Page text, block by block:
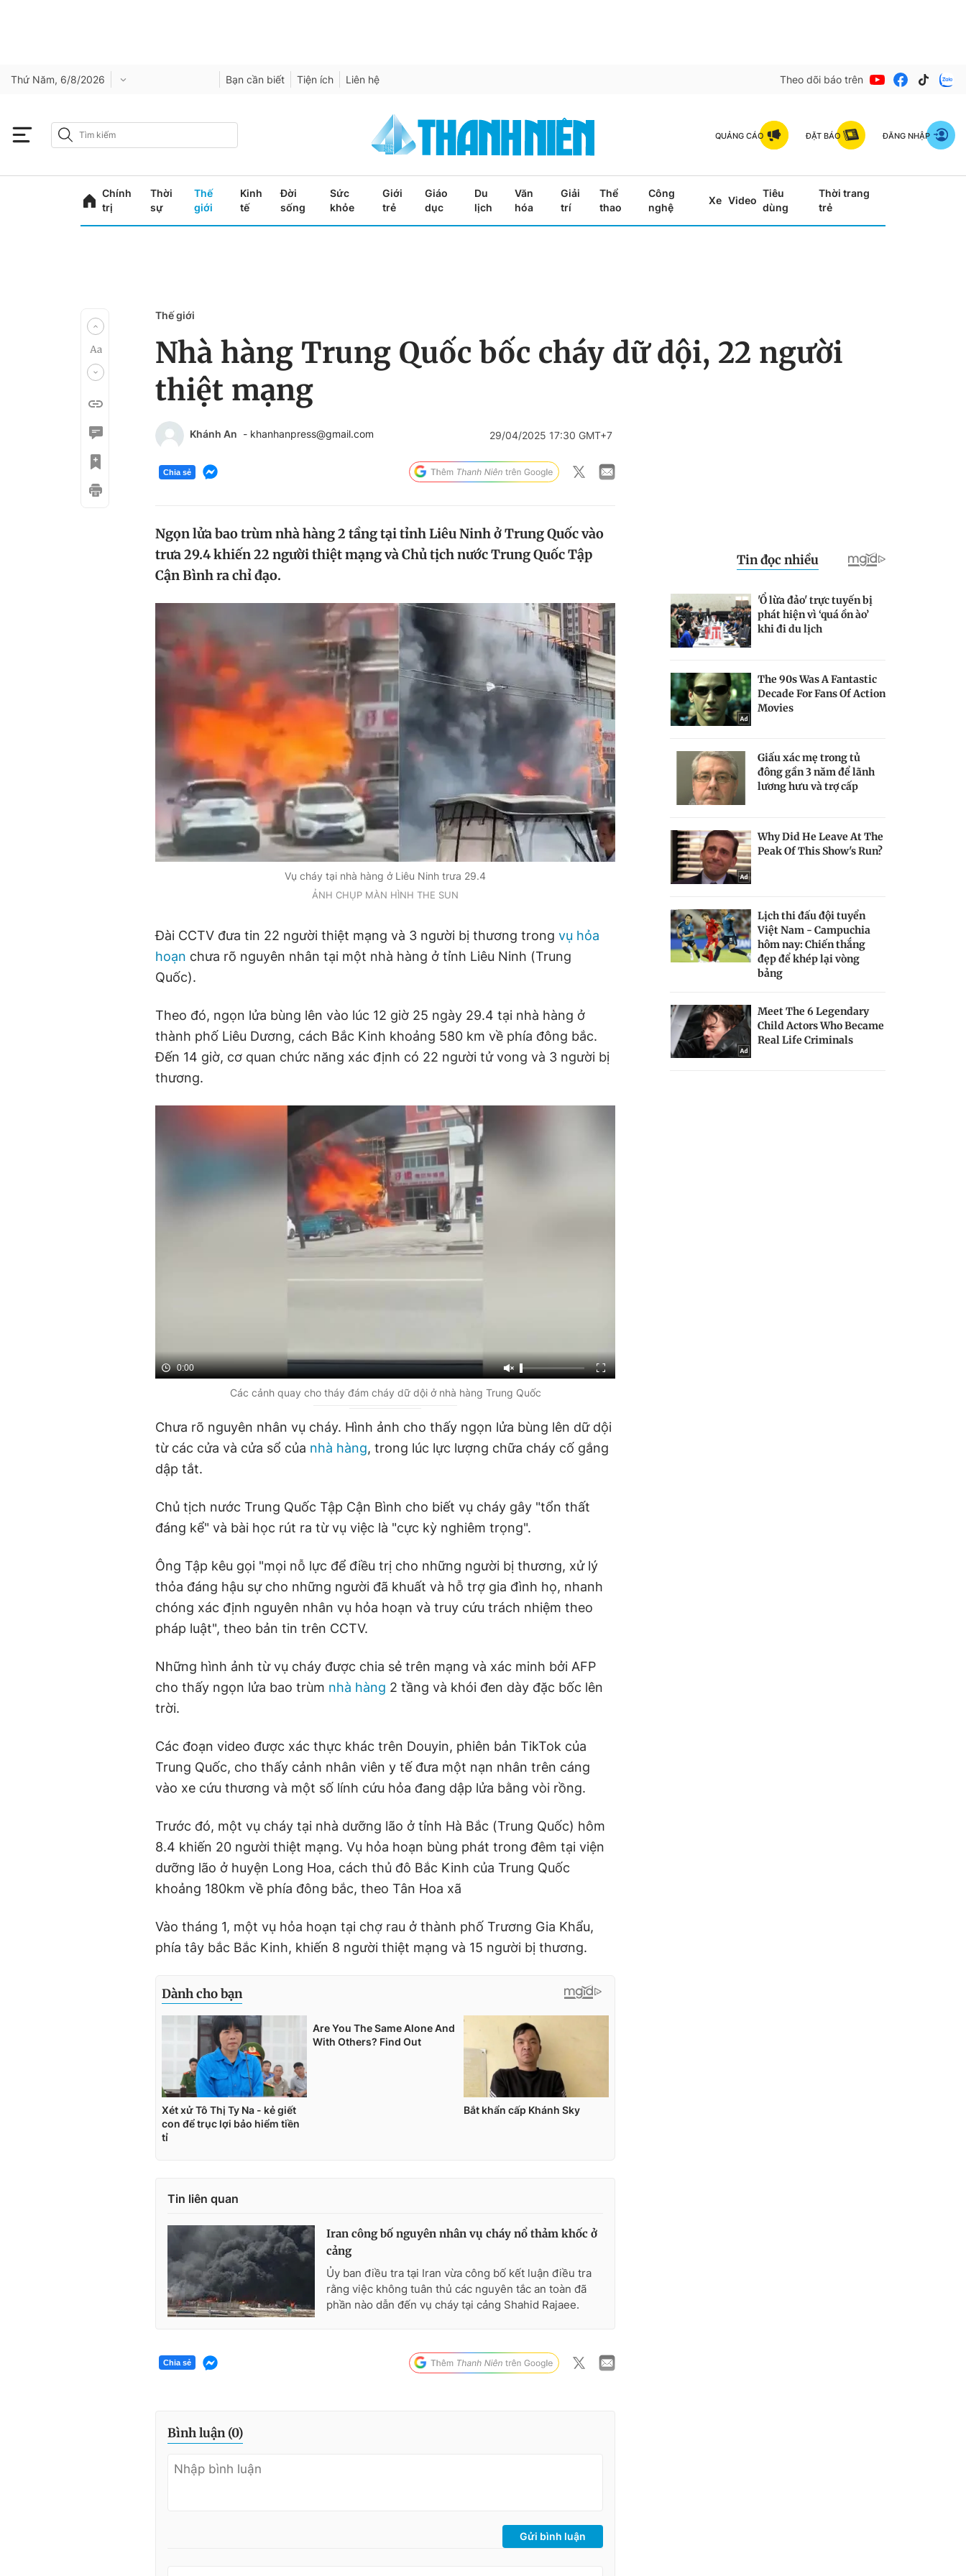
Thứ Năm, 6/8/2026 Bạn cần biết Tiện ích Liên hệ Theo dõi báo trên
QUẢNG CÁO ĐẶT BÁO ĐĂNG NHẬP
Chính
trị
Thời
sự
Thế
giới
Kinh
tế
Đời
sống
Sức
khỏe
Giới
trẻ
Giáo
dục
Du
lịch
Văn
hóa
Giải
trí
Thể
thao
Công
nghệ
Xe Video
Tiêu
dùng
Thời trang
trẻ
Thế giới
Nhà hàng Trung Quốc bốc cháy dữ dội, 22 người
thiệt mạng
Khánh An - khanhanpress@gmail.com 29/04/2025 17:30 GMT+7
Chia sẻ
Ngọn lửa bao trùm nhà hàng 2 tầng tại tỉnh Liêu Ninh ở Trung Quốc vào
trưa 29.4 khiến 22 người thiệt mạng và Chủ tịch nước Trung Quốc Tập
Cận Bình ra chỉ đạo.
Vụ cháy tại nhà hàng ở Liêu Ninh trưa 29.4
ẢNH CHỤP MÀN HÌNH THE SUN
Đài CCTV đưa tin 22 người thiệt mạng và 3 người bị thương trong vụ hỏa
hoạn chưa rõ nguyên nhân tại một nhà hàng ở tỉnh Liêu Ninh (Trung
Quốc).
Theo đó, ngọn lửa bùng lên vào lúc 12 giờ 25 ngày 29.4 tại nhà hàng ở
thành phố Liêu Dương, cách Bắc Kinh khoảng 580 km về phía đông bắc.
Đến 14 giờ, cơ quan chức năng xác định có 22 người tử vong và 3 người bị
thương.
0:00
Các cảnh quay cho tháy đám cháy dữ dội ở nhà hàng Trung Quốc
Chưa rõ nguyên nhân vụ cháy. Hình ảnh cho thấy ngọn lửa bùng lên dữ dội
từ các cửa và cửa sổ của nhà hàng, trong lúc lực lượng chữa cháy cố gắng
dập tắt.
Chủ tịch nước Trung Quốc Tập Cận Bình cho biết vụ cháy gây "tổn thất
đáng kể" và bài học rút ra từ vụ việc là "cực kỳ nghiêm trọng".
Ông Tập kêu gọi "mọi nỗ lực để điều trị cho những người bị thương, xử lý
thỏa đáng hậu sự cho những người đã khuất và hỗ trợ gia đình họ, nhanh
chóng xác định nguyên nhân vụ hỏa hoạn và truy cứu trách nhiệm theo
pháp luật", theo bản tin trên CCTV.
Những hình ảnh từ vụ cháy được chia sẻ trên mạng và xác minh bởi AFP
cho thấy ngọn lửa bao trùm nhà hàng 2 tầng và khói đen dày đặc bốc lên
trời.
Các đoạn video được xác thực khác trên Douyin, phiên bản TikTok của
Trung Quốc, cho thấy cảnh nhân viên y tế đưa một nạn nhân trên cáng
vào xe cứu thương và một số lính cứu hỏa đang dập lửa bằng vòi rồng.
Trước đó, một vụ cháy tại nhà dưỡng lão ở tỉnh Hà Bắc (Trung Quốc) hôm
8.4 khiến 20 người thiệt mạng. Vụ hỏa hoạn bùng phát trong đêm tại viện
dưỡng lão ở huyện Long Hoa, cách thủ đô Bắc Kinh của Trung Quốc
khoảng 180km về phía đông bắc, theo Tân Hoa xã
Vào tháng 1, một vụ hỏa hoạn tại chợ rau ở thành phố Trương Gia Khẩu,
phía tây bắc Bắc Kinh, khiến 8 người thiệt mạng và 15 người bị thương.
Tin liên quan
Iran công bố nguyên nhân vụ cháy nổ thảm khốc ở
cảng
Ủy ban điều tra tại Iran vừa công bố kết luận điều tra
rằng việc không tuân thủ các nguyên tắc an toàn đã
phần nào dẫn đến vụ cháy tại cảng Shahid Rajaee.
Chia sẻ
Bình luận (0)
Gửi bình luận